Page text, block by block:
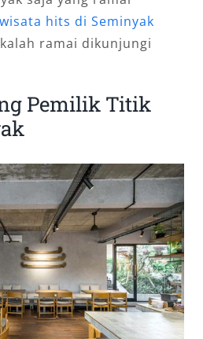
hits di Seminyak
ramai dikunjungi
Pemilik Titik